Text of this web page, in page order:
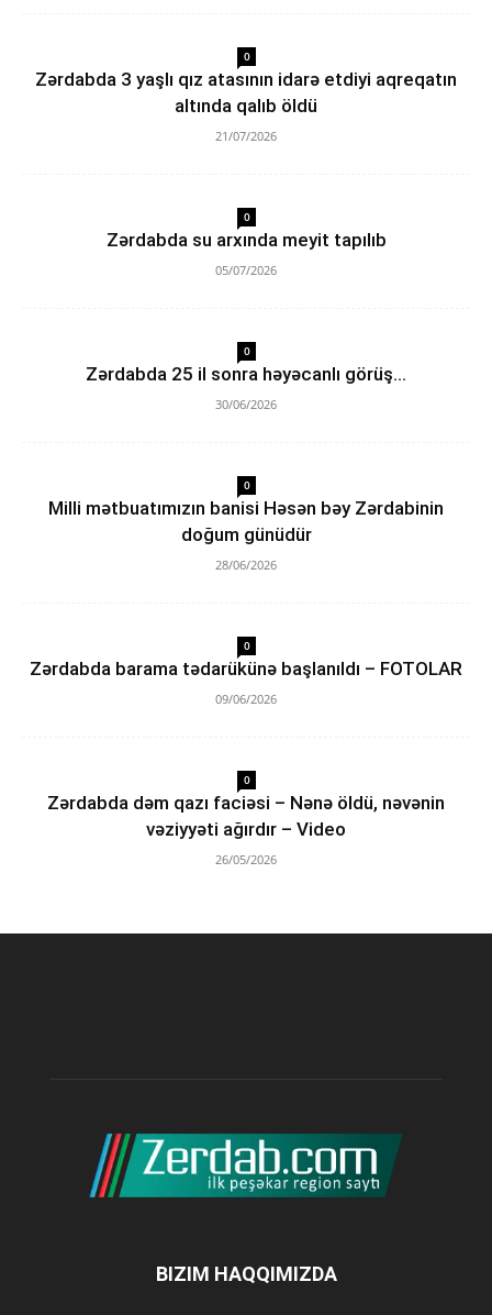
0
Zərdabda 3 yaşlı qız atasının idarə etdiyi aqreqatın
altında qalıb öldü
21/07/2026
0
Zərdabda su arxında meyit tapılıb
05/07/2026
0
Zərdabda 25 il sonra həyəcanlı görüş…
30/06/2026
0
Milli mətbuatımızın banisi Həsən bəy Zərdabinin
doğum günüdür
28/06/2026
0
Zərdabda barama tədarükünə başlanıldı – FOTOLAR
09/06/2026
0
Zərdabda dəm qazı faciəsi – Nənə öldü, nəvənin
vəziyyəti ağırdır – Video
26/05/2026
BIZIM HAQQIMIZDA